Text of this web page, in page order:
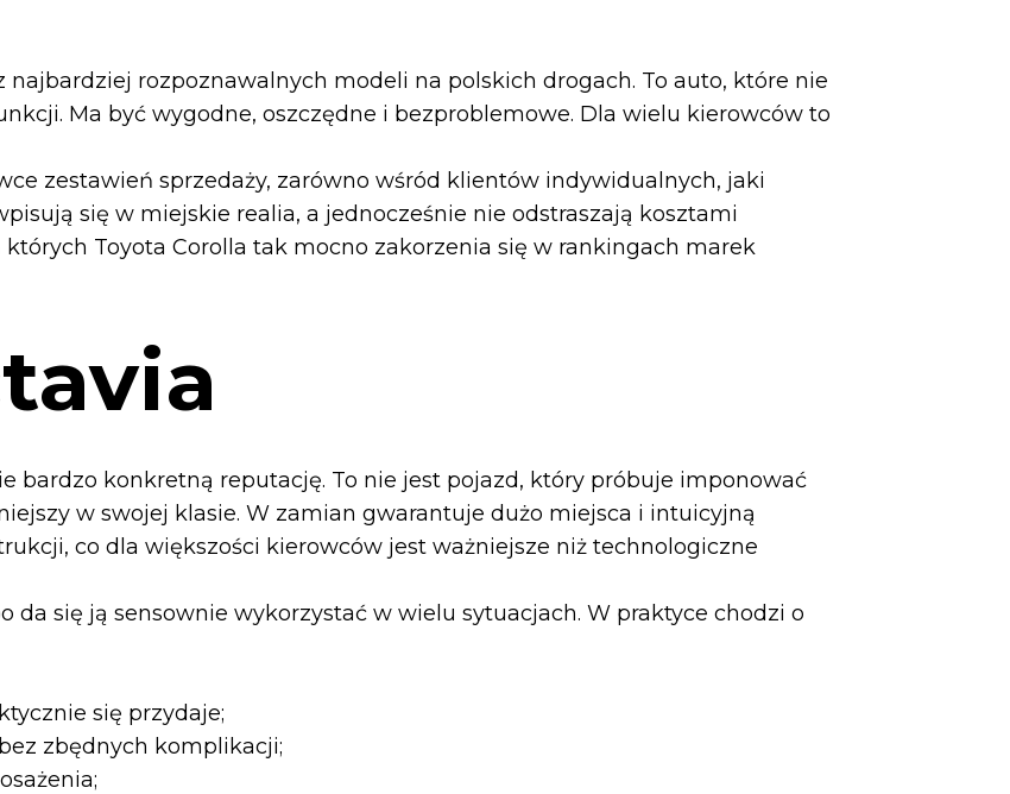
najbardziej rozpoznawalnych modeli na polskich drogach. To auto, które nie
Ma być wygodne, oszczędne i bezproblemowe. Dla wielu kierowców to
zestawień sprzedaży, zarówno wśród klientów indywidualnych, jaki
się w miejskie realia, a jednocześnie nie odstraszają kosztami
Toyota Corolla tak mocno zakorzenia się w rankingach marek
bardzo konkretną reputację. To nie jest pojazd, który próbuje imponować
w swojej klasie. W zamian gwarantuje dużo miejsca i intuicyjną
co dla większości kierowców jest ważniejsze niż technologiczne
da się ją sensownie wykorzystać w wielu sytuacjach. W praktyce chodzi o
się przydaje;
zbędnych komplikacji;